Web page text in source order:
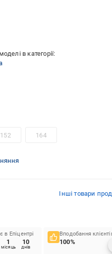
в категорії:
152 164
Інші товари
в Епіцентрі
1
місяць
10
днів
Вподобання
100%